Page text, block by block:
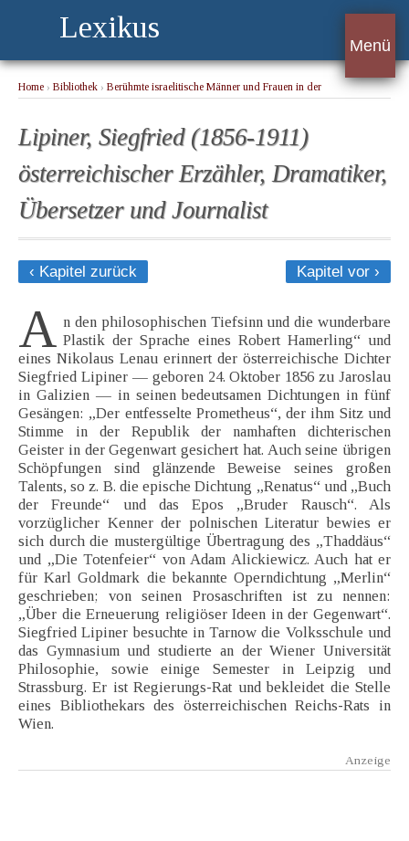
Lexikus
Menü
Home › Bibliothek › Berühmte israelitische Männer und Frauen in der
Lipiner, Siegfried (1856-1911)
österreichischer Erzähler, Dramatiker,
Übersetzer und Journalist
‹ Kapitel zurück Kapitel vor ›
A n den philosophischen Tiefsinn und die wunderbare
Plastik der Sprache eines Robert Hamerling“ und
eines Nikolaus Lenau erinnert der österreichische Dichter
Siegfried Lipiner — geboren 24. Oktober 1856 zu Jaroslau
in Galizien — in seinen bedeutsamen Dichtungen in fünf
Gesängen: „Der entfesselte Prometheus“, der ihm Sitz und
Stimme in der Republik der namhaften dichterischen
Geister in der Gegenwart gesichert hat. Auch seine übrigen
Schöpfungen sind glänzende Beweise seines großen
Talents, so z. B. die epische Dichtung „Renatus“ und „Buch
der Freunde“ und das Epos „Bruder Rausch“. Als
vorzüglicher Kenner der polnischen Literatur bewies er
sich durch die mustergültige Übertragung des „Thaddäus“
und „Die Totenfeier“ von Adam Alickiewicz. Auch hat er
für Karl Goldmark die bekannte Operndichtung „Merlin“
geschrieben; von seinen Prosaschriften ist zu nennen:
„Über die Erneuerung religiöser Ideen in der Gegenwart“.
Siegfried Lipiner besuchte in Tarnow die Volksschule und
das Gymnasium und studierte an der Wiener Universität
Philosophie, sowie einige Semester in Leipzig und
Strassburg. Er ist Regierungs-Rat und bekleidet die Stelle
eines Bibliothekars des österreichischen Reichs-Rats in
Wien.